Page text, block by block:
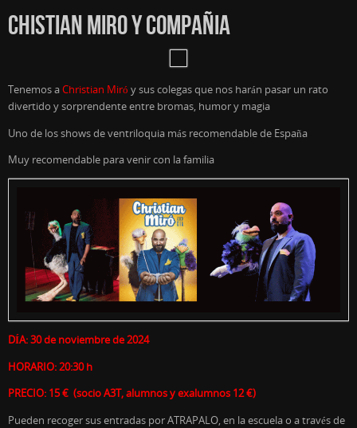
CHISTIAN MIRO Y COMPAÑIA
Tenemos aChristian Miró y sus colegas que nos harán pasar un rato
divertido y sorprendente entre bromas, humor y magia
Uno de los shows de ventriloquia más recomendable de España
Muy recomendable para venir con la familia
DÍA: 30 de noviembre de 2024
HORARIO: 20:30 h
PRECIO: 15 € (socio A3T, alumnos y exalumnos 12 €)
Pueden recoger sus entradas por ATRAPALO, en la escuela o a través de